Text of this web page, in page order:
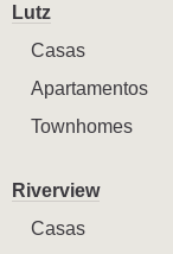
Lutz
Casas
Apartamentos
Townhomes
Riverview
Casas